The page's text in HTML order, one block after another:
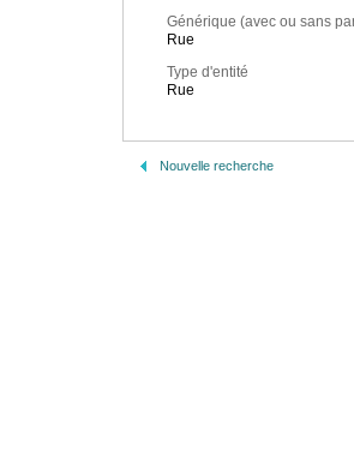
Générique (avec ou sans
Rue
Type d'entité
Rue
Nouvelle recherche